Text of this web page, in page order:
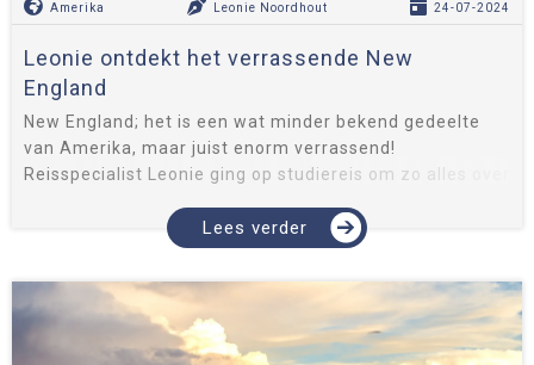
Amerika Leonie Noordhout 24-07-2024
Leonie ontdekt het verrassende New
England
New England; het is een wat minder bekend gedeelte
van Amerika, maar juist enorm verrassend!
Reisspecialist Leonie ging op studiereis om zo alles over
ogen het charmante New Engl...
Lees verder